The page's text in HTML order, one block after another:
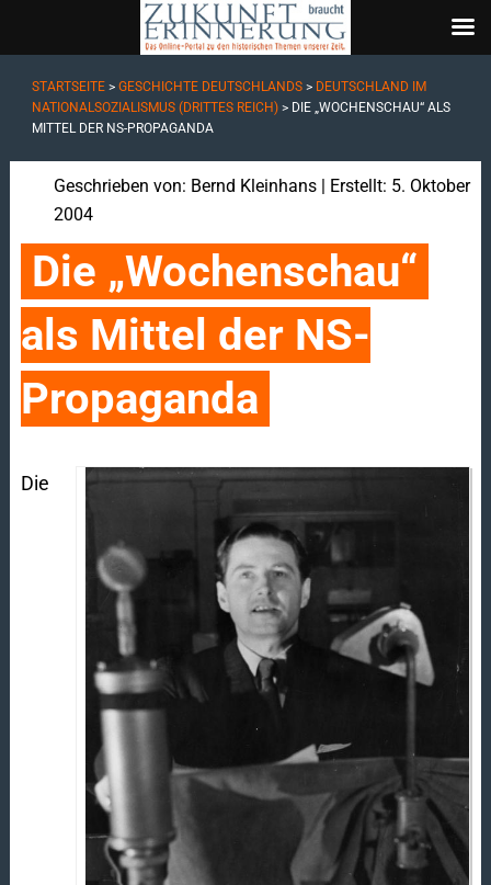
STARTSEITE> GESCHICHTE DEUTSCHLANDS> DEUTSCHLAND IM
NATIONALSOZIALISMUS (DRITTES REICH)> DIE „WOCHENSCHAU“ ALS
MITTEL DER NS-PROPAGANDA
Geschrieben von: Bernd Kleinhans| Erstellt: 5. Oktober
2004
Die „Wochenschau“
als Mittel der NS-
Propaganda
Die